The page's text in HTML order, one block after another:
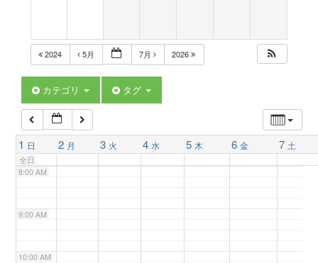
i
2024 5月 7月 2026
カテゴリ タグ
1 日 2 月 3 火 4 水 5 木 6 金 7 土
全日
5:00 AM
6:00 AM
7:00 AM
8:00 AM
9:00 AM
10:00 AM